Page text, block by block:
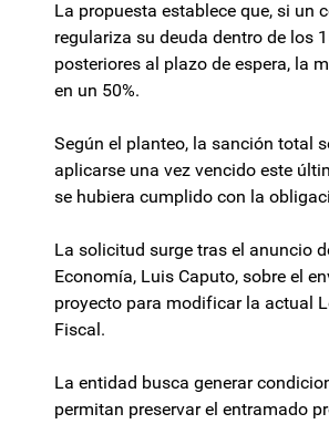
La propuesta establece que, si un
regulariza su deuda dentro de los
posteriores al plazo de espera, la
en un 50%.
Según el planteo, la sanción total
aplicarse una vez vencido este
se hubiera cumplido con la
La solicitud surge tras el anuncio
Economía, Luis Caputo, sobre el
proyecto para modificar la actual
Fiscal.
La entidad busca generar
permitan preservar el entramado